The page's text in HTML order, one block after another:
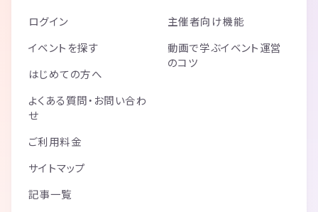
ログイン
イベントを探す
はじめての方へ
よくある質問・お問い合わ
せ
ご利用料金
サイトマップ
記事一覧
主催者向け機能
動画で学ぶイベント運営
のコツ